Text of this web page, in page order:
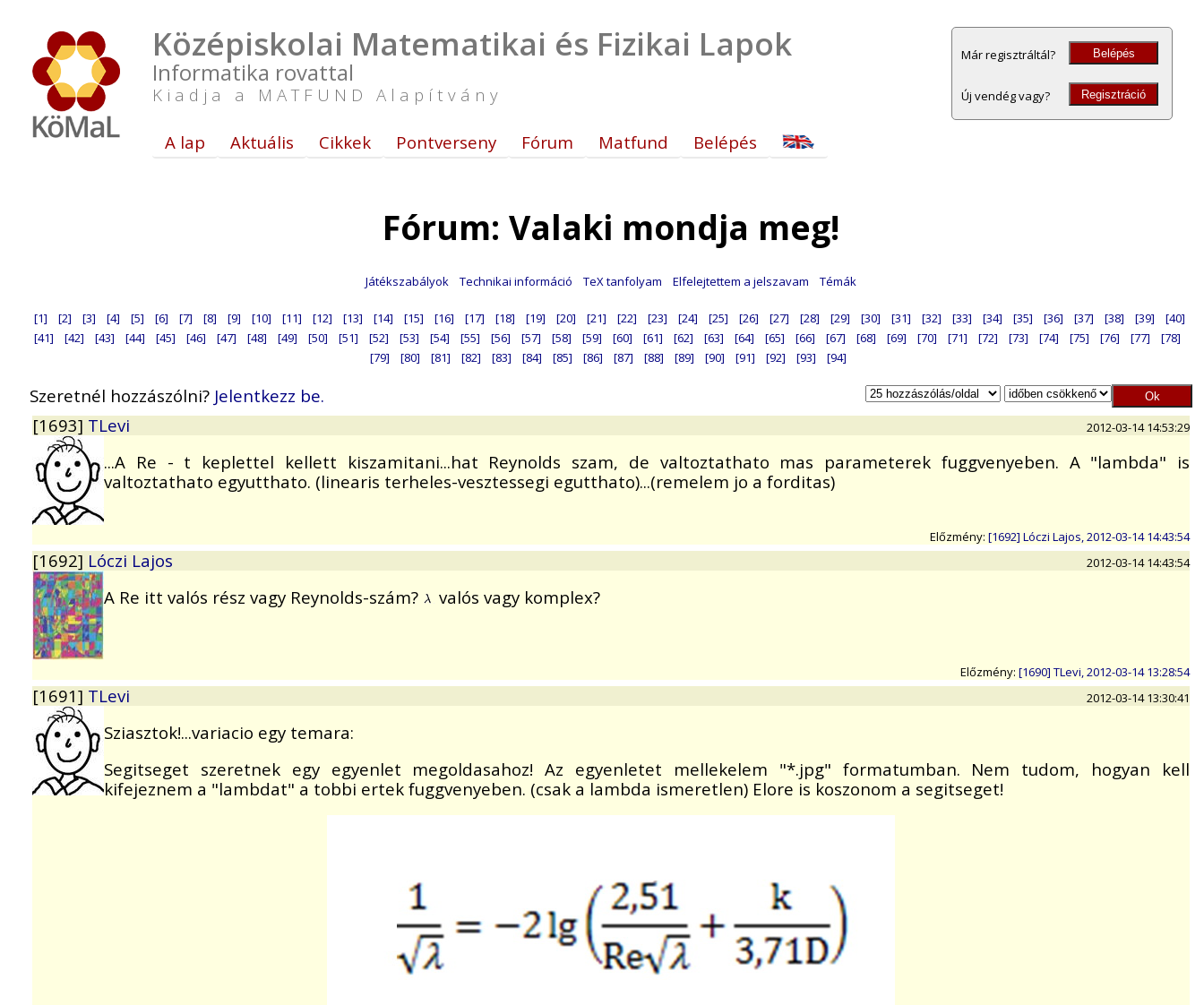
Középiskolai Matematikai és Fizikai Lapok
Informatika rovattal
Kiadja a MATFUND Alapítvány
Már regisztráltál? Belépés
Új vendég vagy? Regisztráció
A lap Aktuális Cikkek Pontverseny Fórum Matfund Belépés
Fórum: Valaki mondja meg!
Játékszabályok Technikai információ TeX tanfolyam Elfelejtettem a jelszavam Témák
[1] [2] [3] [4] [5] [6] [7] [8] [9] [10] [11] [12] [13] [14] [15] [16] [17] [18] [19] [20] [21] [22] [23] [24] [25] [26] [27] [28] [29] [30] [31] [32] [33] [34] [35] [36] [37] [38] [39]
[40]
[41]
[42] [43] [44] [45] [46] [47] [48] [49] [50] [51] [52] [53] [54] [55] [56] [57] [58] [59] [60] [61] [62] [63] [64] [65] [66] [67] [68] [69] [70] [71] [72] [73] [74] [75] [76] [77]
[78]
[79]
[80] [81] [82] [83] [84] [85] [86] [87] [88] [89] [90] [91] [92] [93] [94]
Szeretnél hozzászólni? Jelentkezz be.
[1693] TLevi 2012-03-14 14:53:29
...A Re - t keplettel kellett kiszamitani...hat Reynolds szam, de valtoztathato mas parameterek fuggvenyeben. A "lambda" is
valtoztathato egyutthato. (linearis terheles-vesztessegi egutthato)...(remelem jo a forditas)
Előzmény: [1692] Lóczi Lajos, 2012-03-14 14:43:54
[1692] Lóczi Lajos 2012-03-14 14:43:54
A Re itt valós rész vagy Reynolds-szám? valós vagy komplex?
Előzmény: [1690] TLevi, 2012-03-14 13:28:54
[1691] TLevi 2012-03-14 13:30:41
Sziasztok!...variacio egy temara:
Segitseget szeretnek egy egyenlet megoldasahoz! Az egyenletet mellekelem "*.jpg" formatumban. Nem tudom, hogyan kell
kifejeznem a "lambdat" a tobbi ertek fuggvenyeben. (csak a lambda ismeretlen) Elore is koszonom a segitseget!